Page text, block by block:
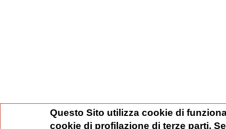
Questo Sito utilizza cookie di
cookie di profilazione di terze parti.